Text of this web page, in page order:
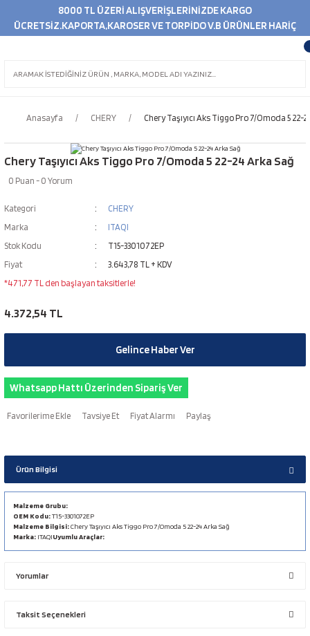
8000 TL ÜZERİ ALIŞVERİŞLERİNİZDE KARGO
ÜCRETSİZ.KAPORTA,KAROSER VE TORPİDO V.B ÜRÜNLER HARİÇ
Anasayfa CHERY Chery Taşıyıcı Aks Tiggo Pro 7/Omoda 5 22-
Chery Taşıyıcı Aks Tiggo Pro 7/Omoda 5 22-24 Arka Sağ
0 Puan - 0 Yorum
Kategori
CHERY
Marka
ITAQI
Stok Kodu
T15-3301072EP
Fiyat
3.643,78 TL + KDV
*471,77 TL den başlayan taksitlerle!
4.372,54 TL
Gelince Haber Ver
Whatsapp Hattı Üzerinden Sipariş Ver
Tavsiye Et Fiyat Alarmı Paylaş
Ürün Bilgisi
Malzeme Grubu:
OEM Kodu:T15-3301072EP
Malzeme Bilgisi:Chery Taşıyıcı Aks Tiggo Pro 7/Omoda 5 22-24 Arka Sağ
Marka: ITAQIUyumlu Araçlar:
Yorumlar
Taksit Seçenekleri